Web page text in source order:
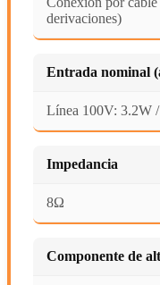
derivaciones)
Entrada nominal
Línea 100V: 3.2W
Impedancia
8Ω
Componente de